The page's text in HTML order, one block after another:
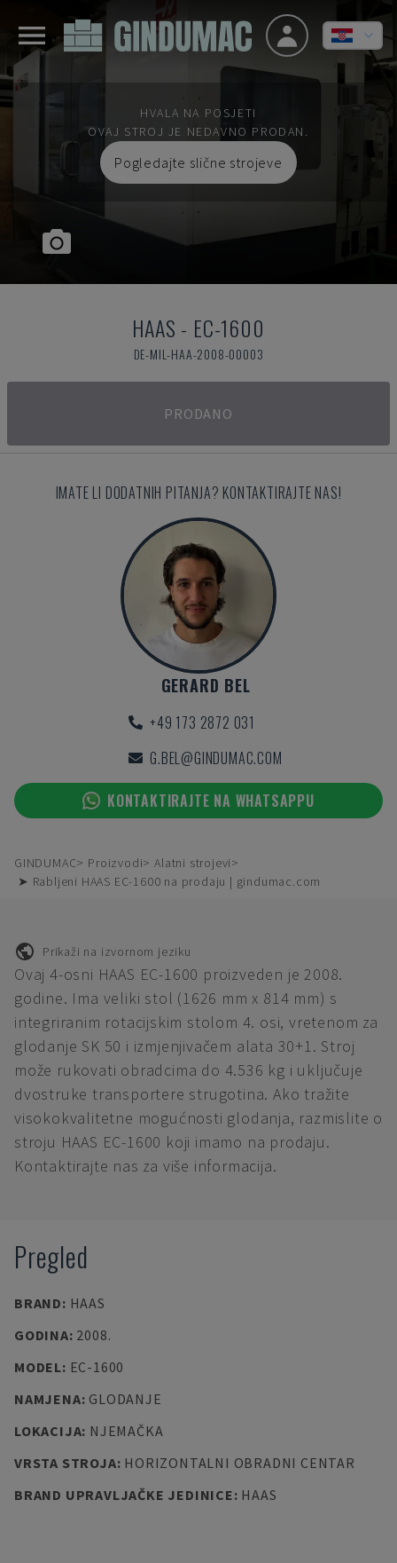
HVALA NA POSJETI
OVAJ STROJ JE NEDAVNO PRODAN.
Pogledajte slične strojeve
HAAS - EC-1600
DE-MIL-HAA-2008-00003
PRODANO
IMATE LI DODATNIH PITANJA? KONTAKTIRAJTE NAS!
GERARD BEL
+49 173 2872 031
G.BEL@GINDUMAC.COM
KONTAKTIRAJTE NA WHATSAPPU
GINDUMAC Proizvodi
Alatni strojevi
➤ Rabljeni HAAS EC-1600 na prodaju | gindumac.com
Prikaži na izvornom jeziku
Ovaj 4-osni HAAS EC-1600 proizveden je 2008.
godine. Ima veliki stol (1626 mm x 814 mm) s
integriranim rotacijskim stolom 4. osi, vretenom za
glodanje SK 50 i izmjenjivačem alata 30+1. Stroj
može rukovati obradcima do 4.536 kg i uključuje
dvostruke transportere strugotina. Ako tražite
visokokvalitetne mogućnosti glodanja, razmislite o
stroju HAAS EC-1600 koji imamo na prodaju.
Kontaktirajte nas za više informacija.
Pregled
BRAND: HAAS
GODINA: 2008.
MODEL: EC-1600
NAMJENA: GLODANJE
LOKACIJA: NJEMAČKA
VRSTA STROJA: HORIZONTALNI OBRADNI CENTAR
BRAND UPRAVLJAČKE JEDINICE: HAAS